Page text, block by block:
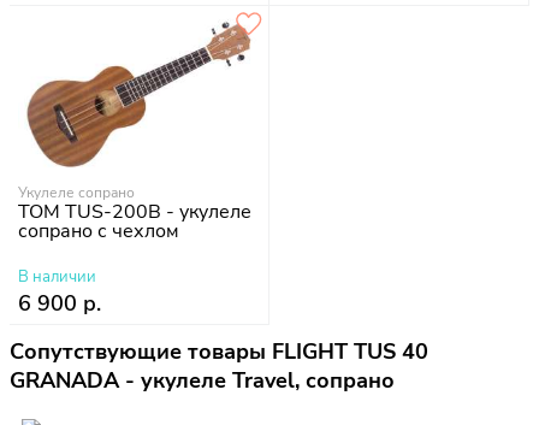
Укулеле сопрано
TOM TUS-200B - укулеле
сопрано с чехлом
В наличии
6 900 р.
Сопутствующие товары FLIGHT TUS 40
GRANADA - укулеле Travel, сопрано